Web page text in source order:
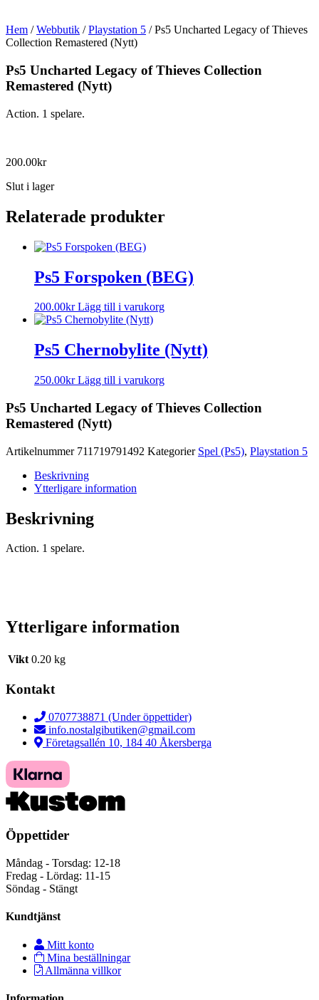
Hem /Webbutik /Playstation 5 / Ps5 Uncharted Legacy of Thieves
Collection Remastered (Nytt)
Ps5 Uncharted Legacy of Thieves Collection
Remastered (Nytt)
Action. 1 spelare.
200.00kr
Slut i lager
Relaterade produkter
Ps5 Forspoken (BEG)
200.00kr Lägg till i varukorg
Ps5 Chernobylite (Nytt)
250.00kr Lägg till i varukorg
Ps5 Uncharted Legacy of Thieves Collection
Remastered (Nytt)
Artikelnummer 711719791492 Kategorier Spel (Ps5), Playstation 5
Beskrivning
Ytterligare information
Beskrivning
Action. 1 spelare.
Ytterligare information
Vikt 0.20 kg
Kontakt
0707738871 (Under öppettider)
info.nostalgibutiken@gmail.com
Företagsallén 10, 184 40 Åkersberga
Öppettider
Måndag - Torsdag: 12-18
Fredag - Lördag: 11-15
Söndag - Stängt
Kundtjänst
Mitt konto
Mina beställningar
Allmänna villkor